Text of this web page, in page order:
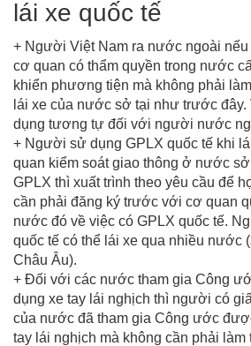
lái xe quốc tế
+ Người Việt Nam ra nước ngoài nếu
cơ quan có thẩm quyền trong nước
khiển phương tiện mà không phải
lái xe của nước sở tại như trước đây.
dụng tương tự đối với người nước
+ Người sử dụng GPLX quốc tế khi
quan kiểm soát giao thông ở nước
GPLX thì xuất trình theo yêu cầu để
cần phải đăng ký trước với cơ quan
nước đó về việc có GPLX quốc tế.
quốc tế có thể lái xe qua nhiều nước
Châu Âu).
+ Đối với các nước tham gia Công
dụng xe tay lái nghịch thì người có
của nước đã tham gia Công ước
tay lái nghịch mà không cần phải làm